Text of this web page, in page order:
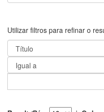
Utilizar filtros para refinar o